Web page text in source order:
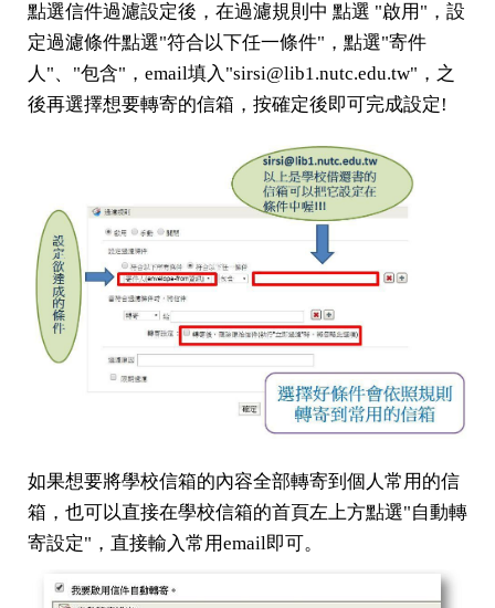
點選信件過濾設定後，在過濾規則中 點選 "啟用"，設
定過濾條件點選"符合以下任一條件"，點選"寄件
人"、"包含"，email填入"sirsi@lib1.nutc.edu.tw"，之
後再選擇想要轉寄的信箱，按確定後即可完成設定!
如果想要將學校信箱的內容全部轉寄到個人常用的信
箱，也可以直接在學校信箱的首頁左上方點選"自動轉
寄設定"，直接輸入常用email即可。